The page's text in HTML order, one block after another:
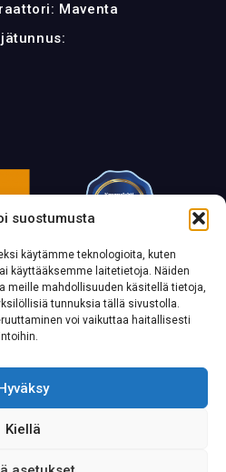
suostumusta
käytämme teknologioita, kuten
käyttääksemme laitetietoja. Näiden
meille mahdollisuuden käsitellä tietoja,
tunnuksia tällä sivustolla.
voi vaikuttaa haitallisesti
Kiellä
Maventa